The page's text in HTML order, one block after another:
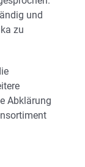
und
zu
Abklärung